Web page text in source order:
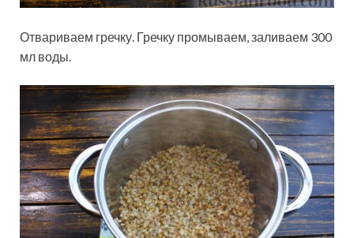
Отвариваем гречку. Гречку промываем, заливаем 300
мл воды.